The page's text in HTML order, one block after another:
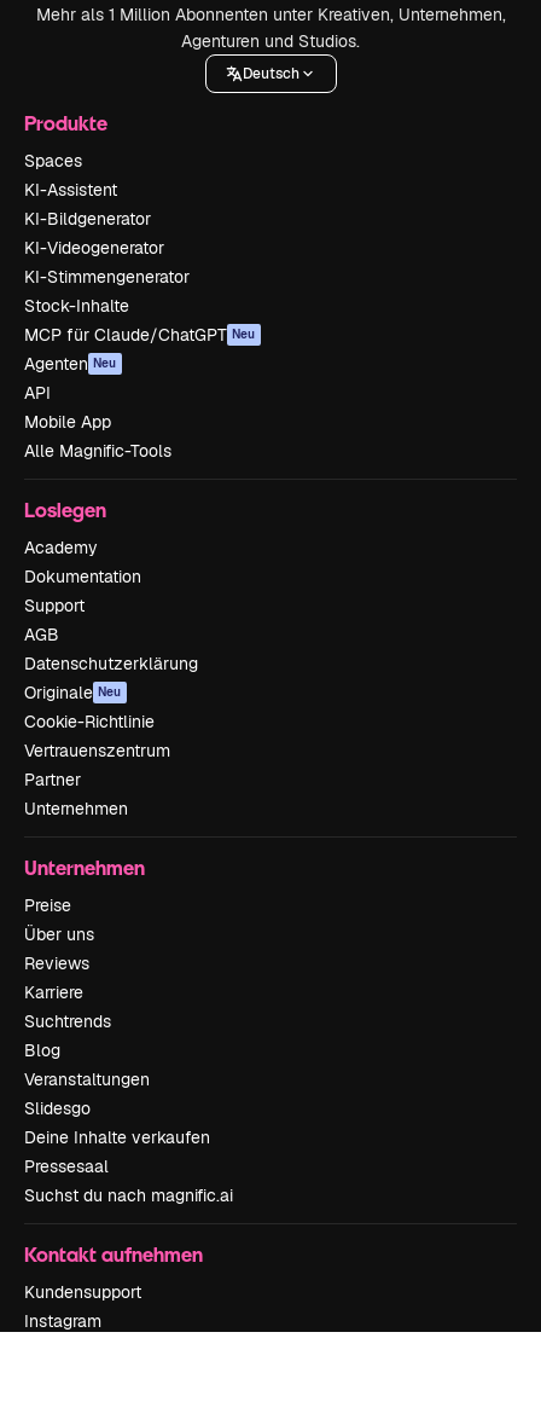
Mehr als 1 Million Abonnenten unter Kreativen, Unternehmen,
Agenturen und Studios.
Deutsch
Produkte
Spaces
KI-Assistent
KI-Bildgenerator
KI-Videogenerator
KI-Stimmengenerator
Stock-Inhalte
MCP für Claude/ChatGPT Neu
Agenten Neu
API
Mobile App
Alle Magnific-Tools
Loslegen
Academy
Dokumentation
Support
AGB
Datenschutzerklärung
Originale Neu
Cookie-Richtlinie
Vertrauenszentrum
Partner
Unternehmen
Unternehmen
Preise
Über uns
Reviews
Karriere
Suchtrends
Blog
Veranstaltungen
Slidesgo
Deine Inhalte verkaufen
Pressesaal
Suchst du nach magnific.ai
Kontakt aufnehmen
Kundensupport
Instagram